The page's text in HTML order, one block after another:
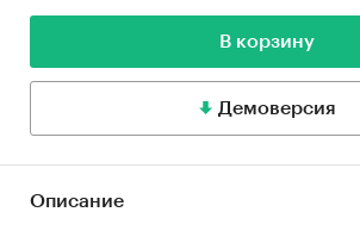
В корзину
Демоверсия
Описание